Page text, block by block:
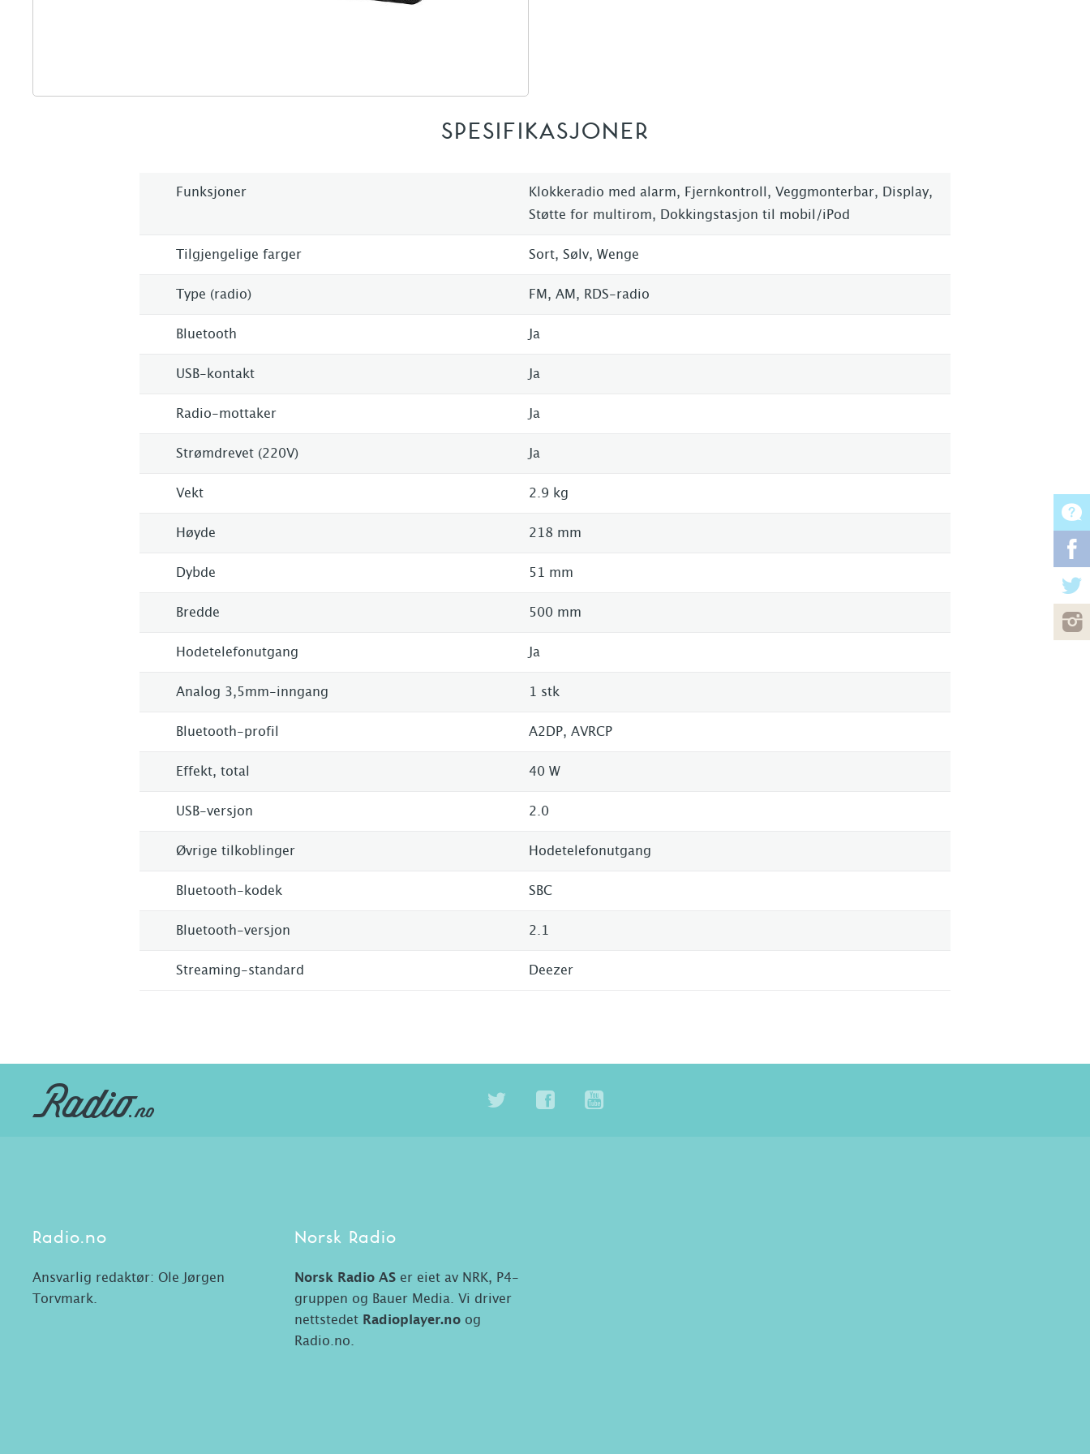
SPESIFIKASJONER
Funksjoner
Klokkeradio med alarm, Fjernkontroll, Veggmonterbar, Display,
Støtte for multirom, Dokkingstasjon til mobil/iPod
Tilgjengelige farger Sort, Sølv, Wenge
Type (radio) FM, AM, RDS-radio
Bluetooth Ja
USB-kontakt Ja
Radio-mottaker Ja
Strømdrevet (220V) Ja
Vekt 2.9 kg
Høyde 218 mm
Dybde 51 mm
Bredde 500 mm
Hodetelefonutgang Ja
Analog 3,5mm-inngang 1 stk
Bluetooth-profil A2DP, AVRCP
Effekt, total 40 W
USB-versjon 2.0
Øvrige tilkoblinger Hodetelefonutgang
Bluetooth-kodek SBC
Bluetooth-versjon 2.1
Streaming-standard Deezer
Radio.no
Ansvarlig redaktør: Ole Jørgen
Torvmark.
Norsk Radio
Norsk Radio AS er eiet av NRK, P4-
gruppen og Bauer Media. Vi driver
nettstedet Radioplayer.no og
Radio.no.